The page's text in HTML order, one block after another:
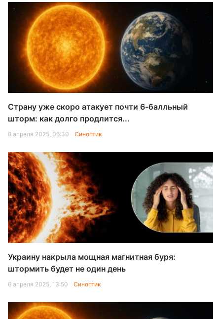
Страну уже скоро атакует почти 6-балльный
шторм: как долго продлится...
8 апреля 2025, 06:30 Синоптик
Украину накрыла мощная магнитная буря:
штормить будет не один день
6 апреля 2025, 13:50 Синоптик